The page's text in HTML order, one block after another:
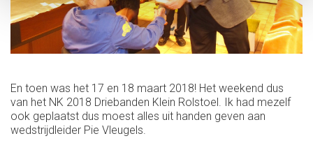
En toen was het 17 en 18 maart 2018! Het weekend dus
van het NK 2018 Driebanden Klein Rolstoel. Ik had mezelf
ook geplaatst dus moest alles uit handen geven aan
wedstrijdleider Pie Vleugels.